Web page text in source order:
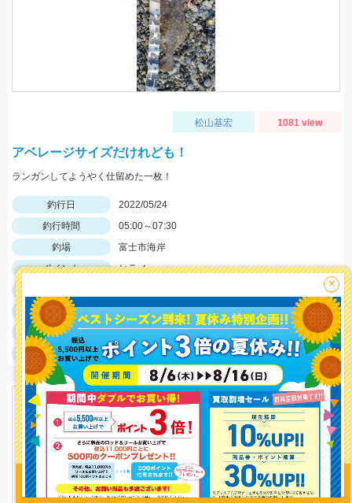
釣り情報を
投稿する
松山基宏 1081 view
アベレージサイズだけれども！
ランガンしてようやく仕留めた一枚！
釣行日
2022/05/24
釣行時間
05:00～07:30
釣場
富士市海岸
ポイント
ヒラメ
釣り方
サーフルアー
釣果
ヒラメ1枚
サイズ
ヒラメ45cm
×